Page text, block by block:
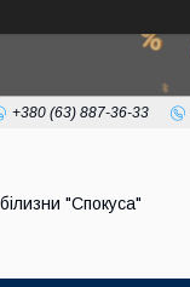
+380 (63) 887-36-33
"Спокуса"